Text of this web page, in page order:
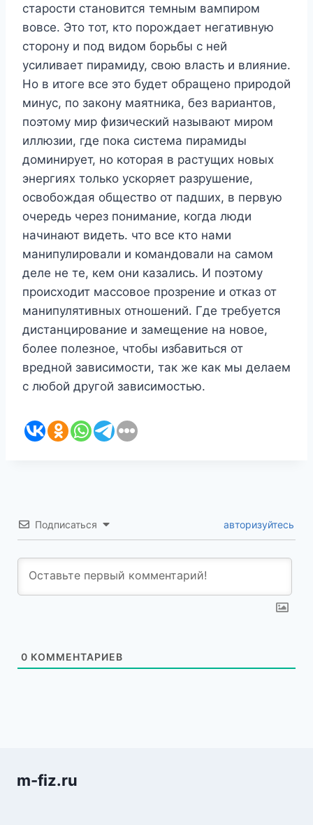
старости становится темным вампиром
вовсе. Это тот, кто порождает негативную
сторону и под видом борьбы с ней
усиливает пирамиду, свою власть и влияние.
Но в итоге все это будет обращено природой
минус, по закону маятника, без вариантов,
поэтому мир физический называют миром
иллюзии, где пока система пирамиды
доминирует, но которая в растущих новых
энергиях только ускоряет разрушение,
освобождая общество от падших, в первую
очередь через понимание, когда люди
начинают видеть. что все кто нами
манипулировали и командовали на самом
деле не те, кем они казались. И поэтому
происходит массовое прозрение и отказ от
манипулятивных отношений. Где требуется
дистанцирование и замещение на новое,
более полезное, чтобы избавиться от
вредной зависимости, так же как мы делаем
с любой другой зависимостью.
Подписаться авторизуйтесь
0 КОММЕНТАРИЕВ
m-fiz.ru